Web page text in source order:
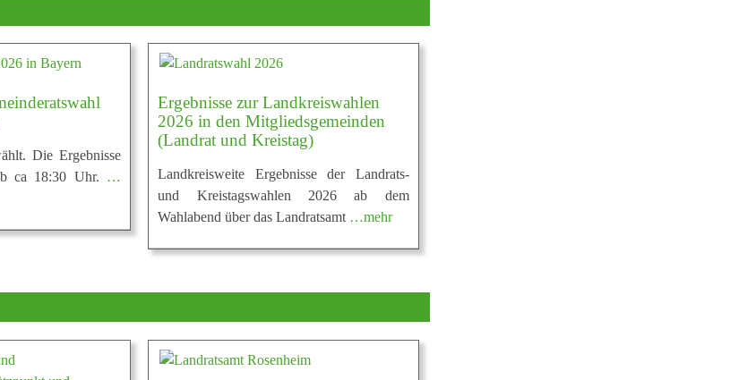
Die Ergebnisse
ca 18:30 Uhr. …
Ergebnisse zur Landkreiswahlen
2026 in den Mitgliedsgemeinden
(Landrat und Kreistag)
Landkreisweite Ergebnisse der Landrats-
und Kreistagswahlen 2026 ab dem
Wahlabend über das Landratsamt …mehr